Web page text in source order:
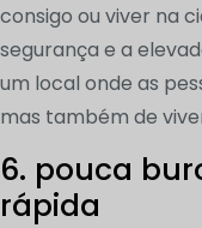
consigo ou viver na
segurança e a
um local onde as
mas também de
6. pouca
rápida